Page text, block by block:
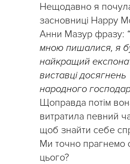
Нещодавно я
засновниці Happy
Анни Мазур фразу:
мною пишалися, я
найкращий
виставці досягнень
народного
Щоправда потім
витратила певний
щоб знайти себе
Ми точно прагнемо
цього?